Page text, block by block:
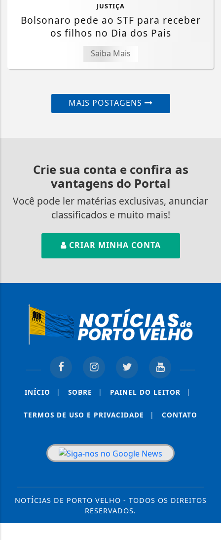
JUSTIÇA
Bolsonaro pede ao STF para receber
os filhos no Dia dos Pais
Saiba Mais
MAIS POSTAGENS
Crie sua conta e confira as
vantagens do Portal
Você pode ler matérias exclusivas, anunciar
classificados e muito mais!
CRIAR MINHA CONTA
INÍCIO | SOBRE | PAINEL DO LEITOR |
TERMOS DE USO E PRIVACIDADE | CONTATO
NOTÍCIAS DE PORTO VELHO - TODOS OS DIREITOS
RESERVADOS.